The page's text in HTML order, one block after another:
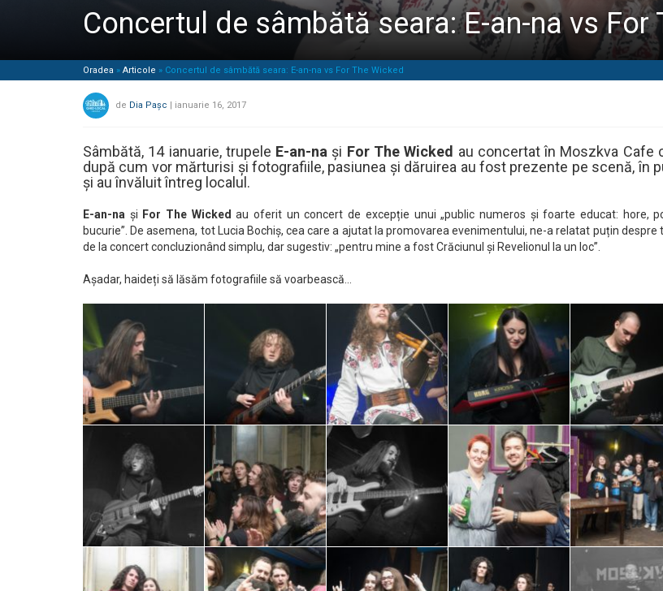
Concertul de sâmbătă seara: E-an-na vs For
Oradea » Articole » Concertul de sâmbătă seara: E-an-na vs For The Wicked
de Dia Pașc | ianuarie 16, 2017
Sâmbătă, 14 ianuarie, trupele E-an-na și For The Wicked au concertat în Moszkva Cafe
după cum vor mărturisi și fotografiile, pasiunea și dăruirea au fost prezente pe scenă, în
și au învăluit întreg localul.
E-an-na și For The Wicked au oferit un concert de excepție unui „public numeros și foarte educat: hore,
bucurie”. De asemena, tot Lucia Bochiș, cea care a ajutat la promovarea evenimentului, ne-a relatat puțin despre
de la concert concluzionând simplu, dar sugestiv: „pentru mine a fost Crăciunul și Revelionul la un loc”.
Așadar, haideți să lăsăm fotografiile să voarbească…